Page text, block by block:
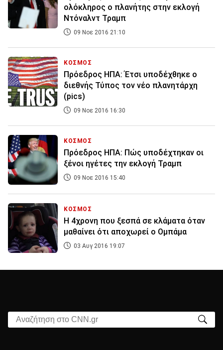
ολόκληρος ο πλανήτης στην εκλογή
Ντόναλντ Τραμπ
09 Νοε 2016 21:10
ΚΟΣΜΟΣ
Πρόεδρος ΗΠΑ: Έτσι υποδέχθηκε ο
διεθνής Τύπος τον νέο πλανητάρχη
(pics)
09 Νοε 2016 16:30
ΚΟΣΜΟΣ
Πρόεδρος ΗΠΑ: Πώς υποδέχτηκαν οι
ξένοι ηγέτες την εκλογή Τραμπ
09 Νοε 2016 15:40
ΚΟΣΜΟΣ
Η 4χρονη που ξεσπά σε κλάματα όταν
μαθαίνει ότι αποχωρεί ο Ομπάμα
03 Αυγ 2016 19:07
Αναζήτηση στο CNN.gr